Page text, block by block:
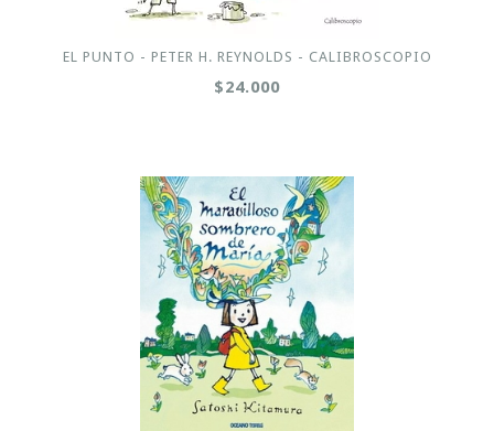
EL PUNTO - PETER H. REYNOLDS - CALIBROSCOPIO
$24.000